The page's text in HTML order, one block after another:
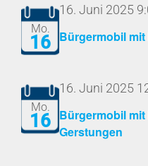
Mo.
16 Bürgermobil
16. Juni 2025
Mo.
16 Bürgermobil
Gerstungen
16. Juni 2025